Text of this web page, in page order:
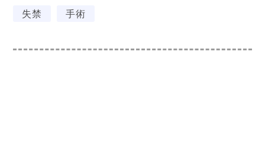
失禁
手術